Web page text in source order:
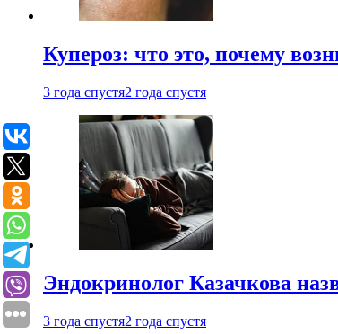
Купероз: что это, почему
3 года спустя2 года спустя
Эндокринолог Казачкова
3 года спустя2 года спустя